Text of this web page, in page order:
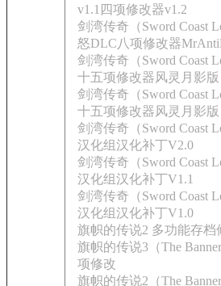
v1.1四项修改器v1.2
剑湾传奇（Sword Coast
怒DLC八项修改器
剑湾传奇（Sword Coast
十五项修改器风灵月影版
剑湾传奇（Sword Coast
十五项修改器风灵月影版
剑湾传奇（Sword Coast
汉化组汉化补丁V2.0
剑湾传奇（Sword Coast
汉化组汉化补丁V1.1
剑湾传奇（Sword Coast
汉化组汉化补丁V1.0
旗帜的传说2 多功能存档
旗帜的传说3（The
项修改
旗帜的传说2（The